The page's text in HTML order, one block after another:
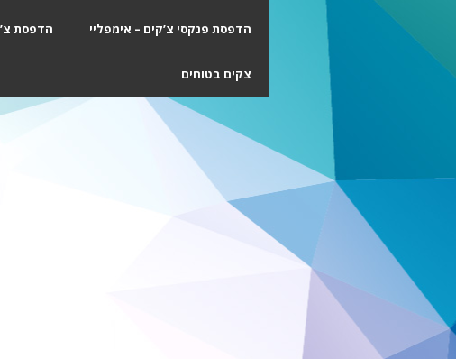
הדפסת פנקסי צ’קים – אימפליי הדפסת
צקים בטוחים